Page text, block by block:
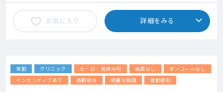
お気に入り 詳細をみる
常勤 クリニック 土・日・祝休み可 当直なし
オンコールなし
インセンティブあり
高額給与 綺麗な施設 通勤便利